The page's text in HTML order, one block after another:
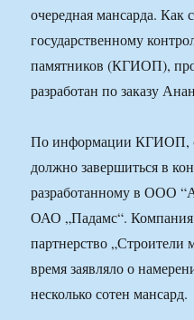
очередная мансарда. Как
государственному
памятников (КГИОП),
разработан по заказу
По информации КГИОП,
должно завершиться в
разработанному в ООО
ОАО „Падамс“. Компания
партнерство „Строители
время заявляло о
несколько сотен мансард.